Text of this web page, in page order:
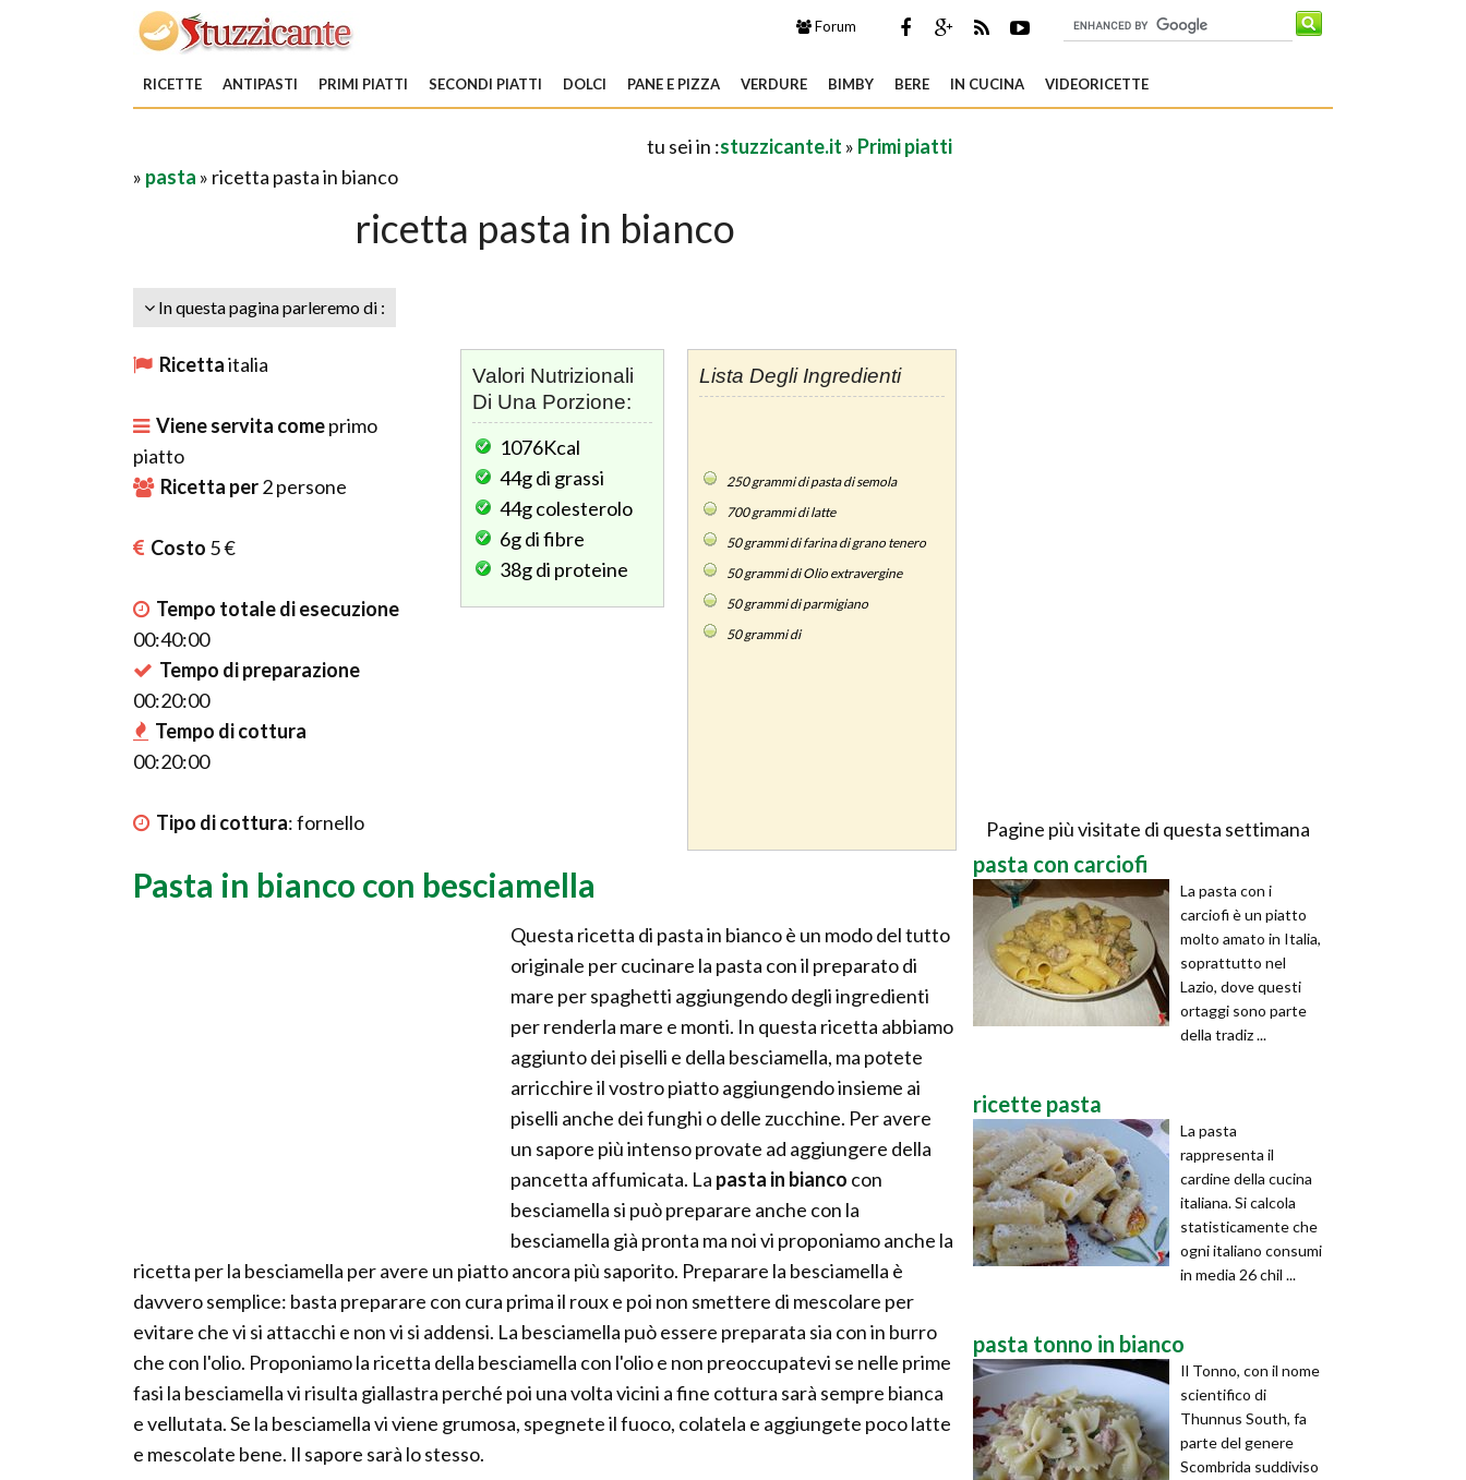
Forum
RICETTE ANTIPASTI PRIMI PIATTI SECONDI PIATTI DOLCI PANE E PIZZA VERDURE BIMBY BERE IN CUCINA VIDEORICETTE
tu sei in :stuzzicante.it » Primi piatti
» pasta » ricetta pasta in bianco
ricetta pasta in bianco
In questa pagina parleremo di :
Ricettaitalia
Viene servita comeprimo
piatto
Ricetta per2persone
Costo 5 €
Tempo totale di esecuzione
00:40:00
Tempo di preparazione
00:20:00
Tempo di cottura
00:20:00
Tipo di cottura:fornello
Lista Degli Ingredienti
250grammi di pasta di semola
700grammi di latte
50grammi di farina di grano tenero
50grammi di Olio extravergine
50grammi di parmigiano
50grammi di
Valori Nutrizionali
Di Una Porzione:
1076Kcal
44gdi grassi
44gcolesterolo
6gdi fibre
38gdi proteine
Pasta in bianco con besciamella
Questa ricetta di pasta in bianco è un modo del tutto
originale per cucinare la pasta con il preparato di
mare per spaghetti aggiungendo degli ingredienti
per renderla mare e monti. In questa ricetta abbiamo
aggiunto dei piselli e della besciamella, ma potete
arricchire il vostro piatto aggiungendo insieme ai
piselli anche dei funghi o delle zucchine. Per avere
un sapore più intenso provate ad aggiungere della
pancetta affumicata. La pasta in bianco con
besciamella si può preparare anche con la
besciamella già pronta ma noi vi proponiamo anche la
ricetta per la besciamella per avere un piatto ancora più saporito. Preparare la besciamella è
davvero semplice: basta preparare con cura prima il roux e poi non smettere di mescolare per
evitare che vi si attacchi e non vi si addensi. La besciamella può essere preparata sia con in burro
che con l'olio. Proponiamo la ricetta della besciamella con l'olio e non preoccupatevi se nelle prime
fasi la besciamella vi risulta giallastra perché poi una volta vicini a fine cottura sarà sempre bianca
e vellutata. Se la besciamella vi viene grumosa, spegnete il fuoco, colatela e aggiungete poco latte
e mescolate bene. Il sapore sarà lo stesso.
Pagine più visitate di questa settimana
pasta con carciofi
La pasta con i
carciofi è un piatto
molto amato in Italia,
soprattutto nel
Lazio, dove questi
ortaggi sono parte
della tradiz ...
ricette pasta
La pasta
rappresenta il
cardine della cucina
italiana. Si calcola
statisticamente che
ogni italiano consumi
in media 26 chil ...
pasta tonno in bianco
Il Tonno, con il nome
scientifico di
Thunnus South, fa
parte del genere
Scombrida suddiviso